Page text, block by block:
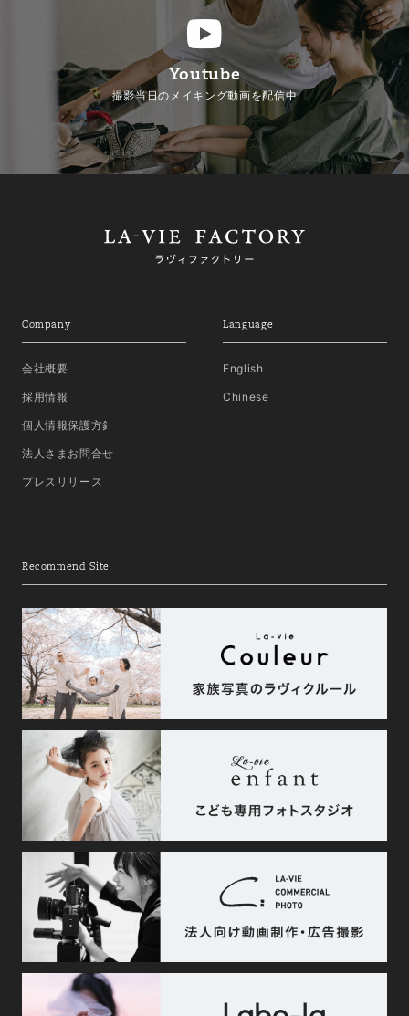
Youtube
撮影当日のメイキング動画を配信中
Company
会社概要
採用情報
個人情報保護方針
法人さまお問合せ
プレスリリース
Language
English
Chinese
Recommend Site